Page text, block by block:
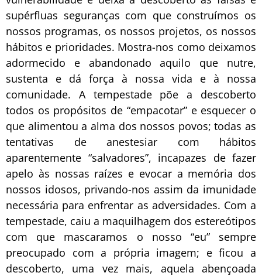
supérfluas seguranças com que construímos os
nossos programas, os nossos projetos, os nossos
hábitos e prioridades. Mostra-nos como deixamos
adormecido e abandonado aquilo que nutre,
sustenta e dá força à nossa vida e à nossa
comunidade. A tempestade põe a descoberto
todos os propósitos de “empacotar” e esquecer o
que alimentou a alma dos nossos povos; todas as
tentativas de anestesiar com hábitos
aparentemente “salvadores”, incapazes de fazer
apelo às nossas raízes e evocar a memória dos
nossos idosos, privando-nos assim da imunidade
necessária para enfrentar as adversidades. Com a
tempestade, caiu a maquilhagem dos estereótipos
com que mascaramos o nosso “eu” sempre
preocupado com a própria imagem; e ficou a
descoberto, uma vez mais, aquela abençoada